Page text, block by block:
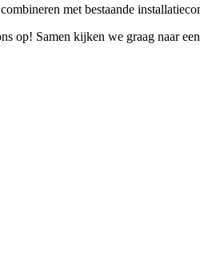
met bestaande
op! Samen kijken we graag naar